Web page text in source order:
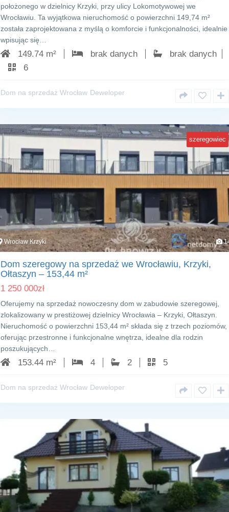
położonego w dzielnicy Krzyki, przy ulicy Lokomotywowej we
Wrocławiu. Ta wyjątkowa nieruchomość o powierzchni 149,74 m²
została zaprojektowana z myślą o komforcie i funkcjonalności, idealnie
wpisując się…
149.74 m² brak danych
brak danych
6
Dom na sprzedaż Wrocław Deweloper
szeregowiec
Wrocław Krzyki
Dom szeregowy na sprzedaż we Wrocławiu, Krzyki,
Ołtaszyn – 153,44 m²
1 250 000zł
Oferujemy na sprzedaż nowoczesny dom w zabudowie szeregowej,
zlokalizowany w prestiżowej dzielnicy Wrocławia – Krzyki, Ołtaszyn.
Nieruchomość o powierzchni 153,44 m² składa się z trzech poziomów,
oferując przestronne i funkcjonalne wnętrza, idealne dla rodzin
poszukujących…
153.44 m² 4 2 5
Dom na sprzedaż Wrocław Deweloper